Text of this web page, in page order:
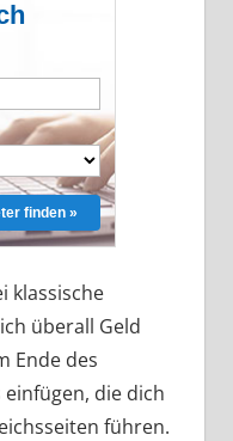
finden »
klassische
überall Geld
Ende des
die dich
führen.